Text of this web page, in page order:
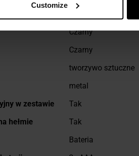
Customize
Czarny
Czarny
tworzywo sztuczne
metal
w zestawie
Tak
hełmie
Tak
Bateria